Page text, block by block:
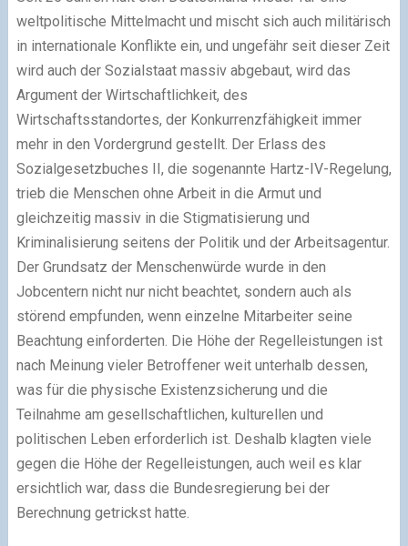
weltpolitische Mittelmacht und mischt sich auch militärisch
in internationale Konflikte ein, und ungefähr seit dieser Zeit
wird auch der Sozialstaat massiv abgebaut, wird das
Argument der Wirtschaftlichkeit, des
Wirtschaftsstandortes, der Konkurrenzfähigkeit immer
mehr in den Vordergrund gestellt. Der Erlass des
Sozialgesetzbuches II, die sogenannte Hartz-IV-Regelung,
trieb die Menschen ohne Arbeit in die Armut und
gleichzeitig massiv in die Stigmatisierung und
Kriminalisierung seitens der Politik und der Arbeitsagentur.
Der Grundsatz der Menschenwürde wurde in den
Jobcentern nicht nur nicht beachtet, sondern auch als
störend empfunden, wenn einzelne Mitarbeiter seine
Beachtung einforderten. Die Höhe der Regelleistungen ist
nach Meinung vieler Betroffener weit unterhalb dessen,
was für die physische Existenzsicherung und die
Teilnahme am gesellschaftlichen, kulturellen und
politischen Leben erforderlich ist. Deshalb klagten viele
gegen die Höhe der Regelleistungen, auch weil es klar
ersichtlich war, dass die Bundesregierung bei der
Berechnung getrickst hatte.